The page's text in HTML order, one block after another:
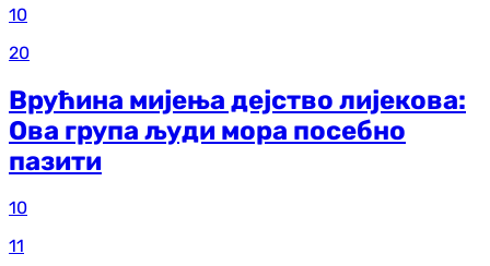
10
20
Врућина мијења дејство лијекова:
Ова група људи мора посебно
пазити
10
11